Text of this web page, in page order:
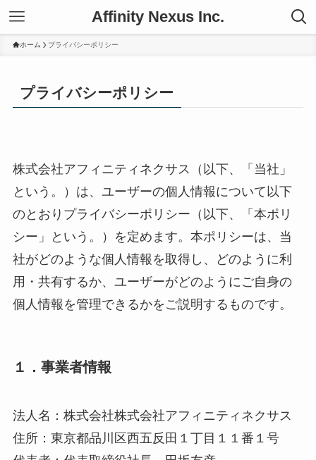
Affinity Nexus Inc.
ホーム プライバシーポリシー
プライバシーポリシー
株式会社アフィニティネクサス（以下、「当社」
という。）は、ユーザーの個人情報について以下
のとおりプライバシーポリシー（以下、「本ポリ
シー」という。）を定めます。本ポリシーは、当
社がどのような個人情報を取得し、どのように利
用・共有するか、ユーザーがどのようにご自身の
個人情報を管理できるかをご説明するものです。
１．事業者情報
法人名：株式会社株式会社アフィニティネクサス
住所：東京都品川区西五反田１丁目１１番１号